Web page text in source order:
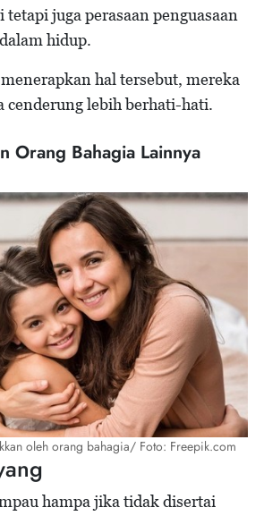
juga perasaan penguasaan
hidup.
hal tersebut, mereka
cenderung lebih berhati-hati.
Orang Bahagia Lainnya
oleh orang bahagia/ Foto: Freepik.com
hampa jika tidak disertai